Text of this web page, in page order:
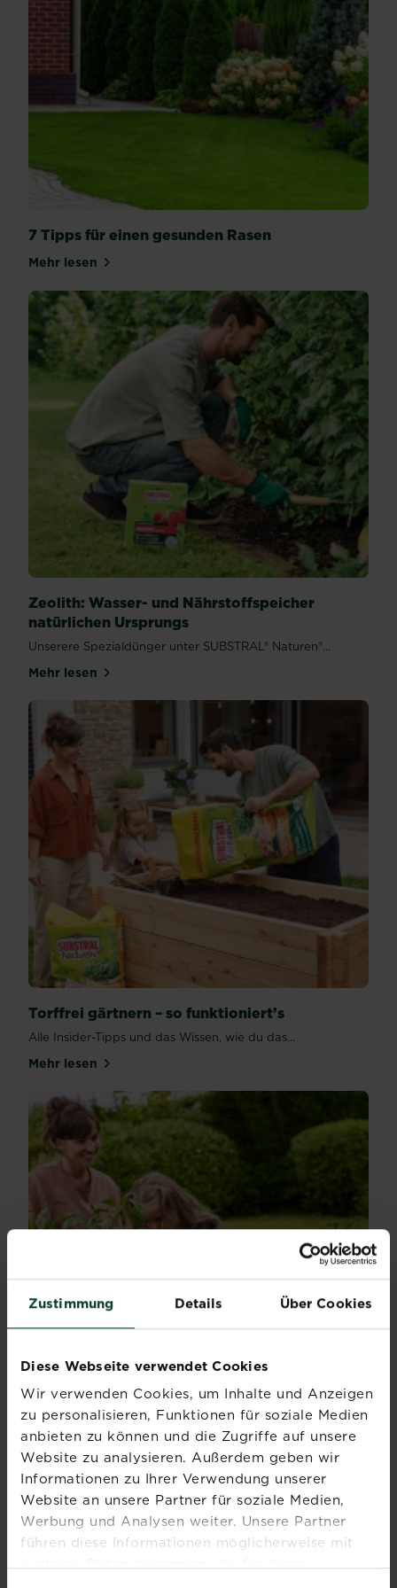
Zustimmung Details Über Cookies
Diese Webseite verwendet Cookies
Wir verwenden Cookies, um Inhalte und Anzeigen
zu personalisieren, Funktionen für soziale Medien
anbieten zu können und die Zugriffe auf unsere
Website zu analysieren. Außerdem geben wir
Informationen zu Ihrer Verwendung unserer
Website an unsere Partner für soziale Medien,
Werbung und Analysen weiter. Unsere Partner
führen diese Informationen möglicherweise mit
weiteren Daten zusammen, die Sie ihnen
7 Tipps für einen gesunden Rasen
Mehr lesenüber 7 Tipps für einen gesunden Rasen
Zeolith: Wasser- und Nährstoffspeicher
natürlichen Ursprungs
Unserere Spezialdünger unter SUBSTRAL® Naturen®...
Mehr lesenüber Zeolith: Wasser- und Nährstoffspeicher
Torffrei gärtnern – so funktioniert’s
Alle Insider-Tipps und das Wissen, wie du das...
Mehr lesenüber Torffrei gärtnern – so funktioniert’s
Mythen rund um torffreie Erde – was wirklich
stimmt
In diesem Artikel räumen wir mit den häufigsten...
Mehr lesenüber Mythen rund um torffreie Erde – was wirklich